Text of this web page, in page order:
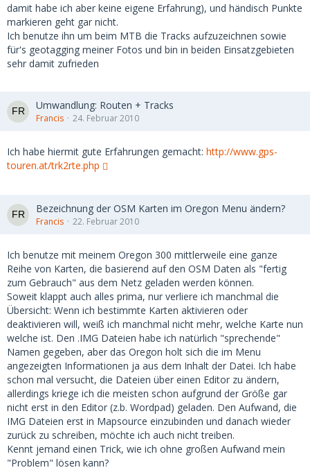
damit habe ich aber keine eigene Erfahrung), und händisch Punkte
markieren geht gar nicht.
Ich benutze ihn um beim MTB die Tracks aufzuzeichnen sowie
für's geotagging meiner Fotos und bin in beiden Einsatzgebieten
sehr damit zufrieden
Umwandlung: Routen + Tracks
Francis 24. Februar 2010
Ich habe hiermit gute Erfahrungen gemacht: http://www.gps-
touren.at/trk2rte.php
Bezeichnung der OSM Karten im Oregon Menu ändern?
Francis 22. Februar 2010
Ich benutze mit meinem Oregon 300 mittlerweile eine ganze
Reihe von Karten, die basierend auf den OSM Daten als "fertig
zum Gebrauch" aus dem Netz geladen werden können.
Soweit klappt auch alles prima, nur verliere ich manchmal die
Übersicht: Wenn ich bestimmte Karten aktivieren oder
deaktivieren will, weiß ich manchmal nicht mehr, welche Karte nun
welche ist. Den .IMG Dateien habe ich natürlich "sprechende"
Namen gegeben, aber das Oregon holt sich die im Menu
angezeigten Informationen ja aus dem Inhalt der Datei. Ich habe
schon mal versucht, die Dateien über einen Editor zu ändern,
allerdings kriege ich die meisten schon aufgrund der Größe gar
nicht erst in den Editor (z.b. Wordpad) geladen. Den Aufwand, die
IMG Dateien erst in Mapsource einzubinden und danach wieder
zurück zu schreiben, möchte ich auch nicht treiben.
Kennt jemand einen Trick, wie ich ohne großen Aufwand mein
"Problem" lösen kann?